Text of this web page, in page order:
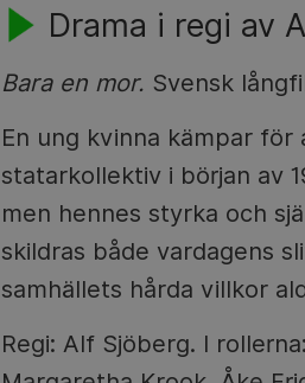
Drama i regi av
Bara en mor. Svensk
En ung kvinna kämpar
statarkollektiv i början av
men hennes styrka och
skildras både vardagens
samhällets hårda villkor
Regi: Alf Sjöberg. I